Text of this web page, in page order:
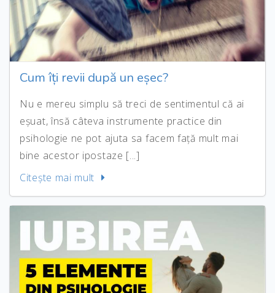
Cum îți revii după un eșec?
Nu e mereu simplu să treci de sentimentul că ai
eșuat, însă câteva instrumente practice din
psihologie ne pot ajuta sa facem față mult mai
bine acestor ipostaze [...]
Citeşte mai mult